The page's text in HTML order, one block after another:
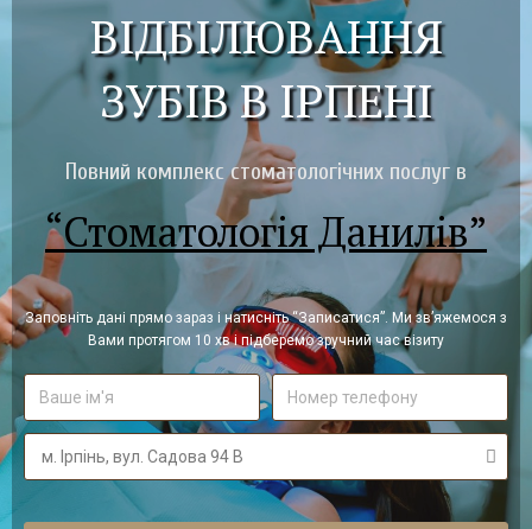
ВІДБІЛЮВАННЯ
ЗУБІВ В ІРПЕНІ
Повний комплекс стоматологічних послуг в
“Стоматологія Данилів”
Заповніть дані прямо зараз і натисніть “Записатися”. Ми зв’яжемося з
Вами протягом 10 хв і підберемо зручний час візиту